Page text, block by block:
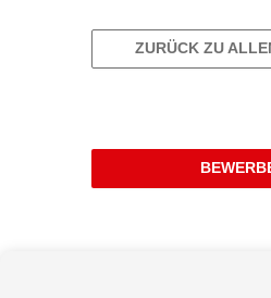
ZURÜCK ZU